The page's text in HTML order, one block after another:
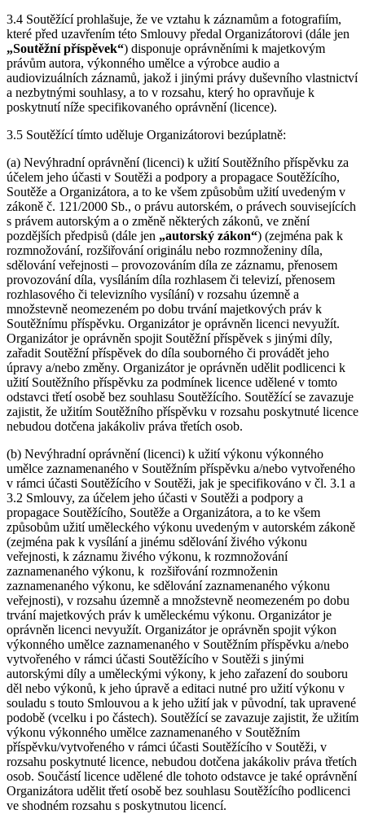
3.4 Soutěžící prohlašuje, že ve vztahu k záznamům a fotografiím,
které před uzavřením této Smlouvy předal Organizátorovi (dále jen
„Soutěžní příspěvek“) disponuje oprávněními k majetkovým
právům autora, výkonného umělce a výrobce audio a
audiovizuálních záznamů, jakož i jinými právy duševního vlastnictví
a nezbytnými souhlasy, a to v rozsahu, který ho opravňuje k
poskytnutí níže specifikovaného oprávnění (licence).
3.5 Soutěžící tímto uděluje Organizátorovi bezúplatně:
(a) Nevýhradní oprávnění (licenci) k užití Soutěžního příspěvku za
účelem jeho účasti v Soutěži a podpory a propagace Soutěžícího,
Soutěže a Organizátora, a to ke všem způsobům užití uvedeným v
zákoně č. 121/2000 Sb., o právu autorském, o právech souvisejících
s právem autorským a o změně některých zákonů, ve znění
pozdějších předpisů (dále jen „autorský zákon“) (zejména pak k
rozmnožování, rozšiřování originálu nebo rozmnoženiny díla,
sdělování veřejnosti – provozováním díla ze záznamu, přenosem
provozování díla, vysíláním díla rozhlasem či televizí, přenosem
rozhlasového či televizního vysílání) v rozsahu územně a
množstevně neomezeném po dobu trvání majetkových práv k
Soutěžnímu příspěvku. Organizátor je oprávněn licenci nevyužít.
Organizátor je oprávněn spojit Soutěžní příspěvek s jinými díly,
zařadit Soutěžní příspěvek do díla souborného či provádět jeho
úpravy a/nebo změny. Organizátor je oprávněn udělit podlicenci k
užití Soutěžního příspěvku za podmínek licence udělené v tomto
odstavci třetí osobě bez souhlasu Soutěžícího. Soutěžící se zavazuje
zajistit, že užitím Soutěžního příspěvku v rozsahu poskytnuté licence
nebudou dotčena jakákoliv práva třetích osob.
(b) Nevýhradní oprávnění (licenci) k užití výkonu výkonného
umělce zaznamenaného v Soutěžním příspěvku a/nebo vytvořeného
v rámci účasti Soutěžícího v Soutěži, jak je specifikováno v čl. 3.1 a
3.2 Smlouvy, za účelem jeho účasti v Soutěži a podpory a
propagace Soutěžícího, Soutěže a Organizátora, a to ke všem
způsobům užití uměleckého výkonu uvedeným v autorském zákoně
(zejména pak k vysílání a jinému sdělování živého výkonu
veřejnosti, k záznamu živého výkonu, k rozmnožování
zaznamenaného výkonu, k rozšiřování rozmnoženin
zaznamenaného výkonu, ke sdělování zaznamenaného výkonu
veřejnosti), v rozsahu územně a množstevně neomezeném po dobu
trvání majetkových práv k uměleckému výkonu. Organizátor je
oprávněn licenci nevyužít. Organizátor je oprávněn spojit výkon
výkonného umělce zaznamenaného v Soutěžním příspěvku a/nebo
vytvořeného v rámci účasti Soutěžícího v Soutěži s jinými
autorskými díly a uměleckými výkony, k jeho zařazení do souboru
děl nebo výkonů, k jeho úpravě a editaci nutné pro užití výkonu v
souladu s touto Smlouvou a k jeho užití jak v původní, tak upravené
podobě (vcelku i po částech). Soutěžící se zavazuje zajistit, že užitím
výkonu výkonného umělce zaznamenaného v Soutěžním
příspěvku/vytvořeného v rámci účasti Soutěžícího v Soutěži, v
rozsahu poskytnuté licence, nebudou dotčena jakákoliv práva třetích
osob. Součástí licence udělené dle tohoto odstavce je také oprávnění
Organizátora udělit třetí osobě bez souhlasu Soutěžícího podlicenci
ve shodném rozsahu s poskytnutou licencí.